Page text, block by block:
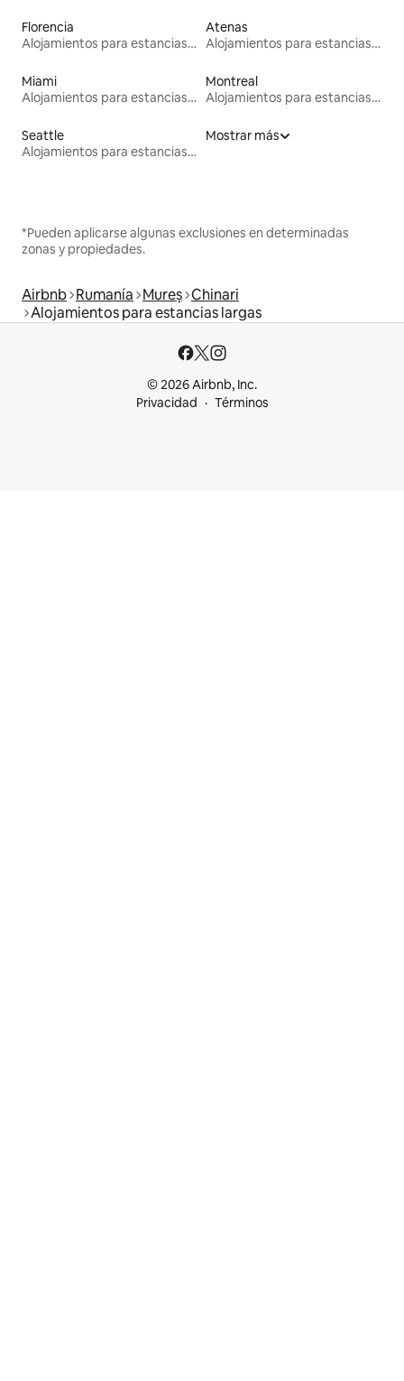
Florencia
Alojamientos para estancias largas
Atenas
Alojamientos para estancias largas
Miami
Alojamientos para estancias largas
Montreal
Alojamientos para estancias largas
Seattle
Alojamientos para estancias largas
Mostrar más
*Pueden aplicarse algunas exclusiones en determinadas
zonas y propiedades.
Airbnb Rumanía Mureș Chinari
Alojamientos para estancias largas
© 2026 Airbnb, Inc.
Privacidad
Términos